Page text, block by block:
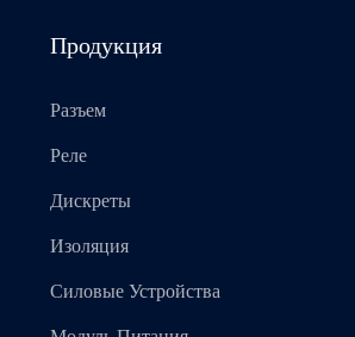
Продукция
Разъем
Реле
Дискреты
Изоляция
Силовые Устройства